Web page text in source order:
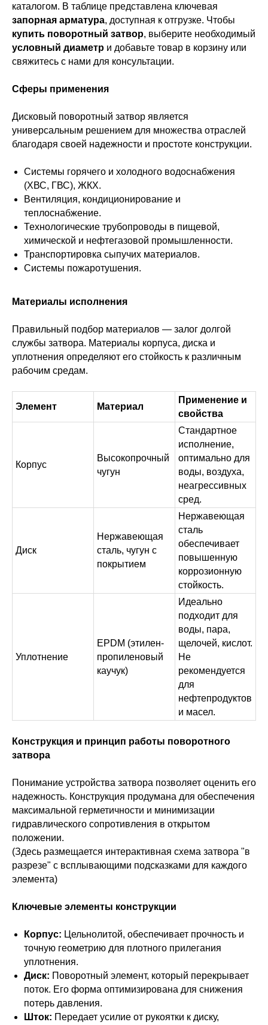
каталогом. В таблице представлена ключевая
запорная арматура, доступная к отгрузке. Чтобы
купить поворотный затвор, выберите необходимый
условный диаметр и добавьте товар в корзину или
свяжитесь с нами для консультации.
Сферы применения
Дисковый поворотный затвор является
универсальным решением для множества отраслей
благодаря своей надежности и простоте конструкции.
Системы горячего и холодного водоснабжения
(ХВС, ГВС), ЖКХ.
Вентиляция, кондиционирование и
теплоснабжение.
Технологические трубопроводы в пищевой,
химической и нефтегазовой промышленности.
Транспортировка сыпучих материалов.
Системы пожаротушения.
Материалы исполнения
Правильный подбор материалов — залог долгой
службы затвора. Материалы корпуса, диска и
уплотнения определяют его стойкость к различным
рабочим средам.
Элемент Материал
Применение и
свойства
Корпус
Высокопрочный
чугун
Стандартное
исполнение,
оптимально для
воды, воздуха,
неагрессивных
сред.
Диск
Нержавеющая
сталь, чугун с
покрытием
Нержавеющая
сталь
обеспечивает
повышенную
коррозионную
стойкость.
Уплотнение
EPDM (этилен-
пропиленовый
каучук)
Идеально
подходит для
воды, пара,
щелочей, кислот.
Не
рекомендуется
для
нефтепродуктов
и масел.
Конструкция и принцип работы поворотного
затвора
Понимание устройства затвора позволяет оценить его
надежность. Конструкция продумана для обеспечения
максимальной герметичности и минимизации
гидравлического сопротивления в открытом
положении.
(Здесь размещается интерактивная схема затвора "в
разрезе" с всплывающими подсказками для каждого
элемента)
Ключевые элементы конструкции
Корпус: Цельнолитой, обеспечивает прочность и
точную геометрию для плотного прилегания
уплотнения.
Диск: Поворотный элемент, который перекрывает
поток. Его форма оптимизирована для снижения
потерь давления.
Шток: Передает усилие от рукоятки к диску,